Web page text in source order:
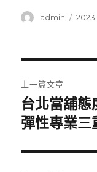
作
admin
發
章
導
覽
上一篇文章
上
一
文
台北當舖態
彈性專業三